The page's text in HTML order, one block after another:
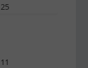
25
11